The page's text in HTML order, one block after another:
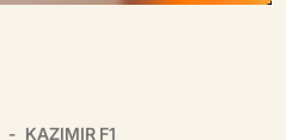
KAZIMIR F1